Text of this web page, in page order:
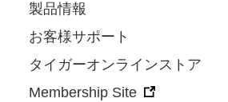
製品情報
お客様サポート
タイガーオンラインストア
Membership Site